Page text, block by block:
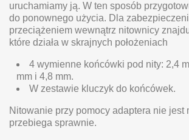
uruchamiamy ją. W ten sposób
do ponownego użycia. Dla
przeciążeniem wewnątrz nitownicy
które działa w skrajnych położeniach
4 wymienne końcówki pod nity: 2,4
mm i 4,8 mm.
W zestawie kluczyk do końcówek.
Nitowanie przy pomocy adaptera nie jest
przebiega sprawnie.